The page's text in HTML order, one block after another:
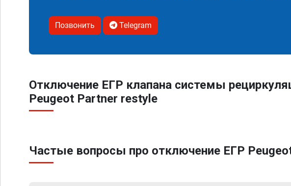
Позвонить Telegram
Отключение ЕГР клапана системы
Peugeot Partner restyle
Частые вопросы про отключение ЕГР